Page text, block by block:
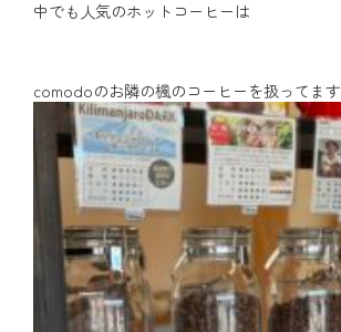
中でも人気のホットコーヒーは
comodoのお隣の楓のコーヒーを扱ってます